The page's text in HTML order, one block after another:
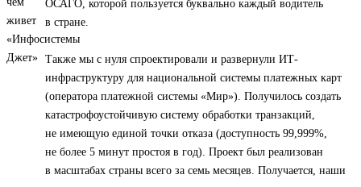
ОСАГО, которой пользуется буквально каждый водитель
в стране.
Также мы с нуля спроектировали и развернули ИТ-
инфраструктуру для национальной системы платежных карт
(оператора платежной системы «Мир»). Получилось создать
катастрофоустойчивую систему обработки транзакций,
не имеющую единой точки отказа (доступность 99,999%,
не более 5 минут простоя в год). Проект был реализован
в масштабах страны всего за семь месяцев. Получается, наши